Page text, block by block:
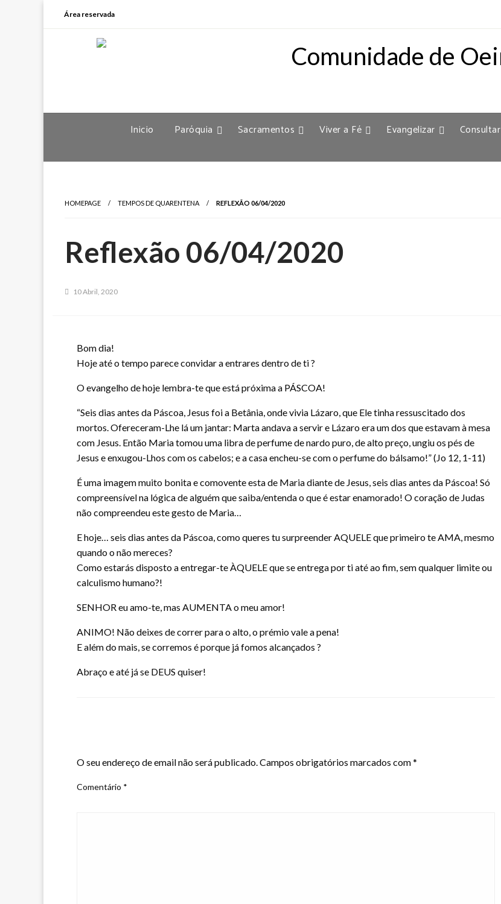
Área reservada
Inicio Paróquia Sacramentos Viver a Fé Evangelizar Consultar
HOMEPAGE TEMPOS DE QUARENTENA REFLEXÃO 06/04/2020
Reflexão 06/04/2020
10 Abril, 2020
Bom dia!
Hoje até o tempo parece convidar a entrares dentro de ti ?
O evangelho de hoje lembra-te que está próxima a PÁSCOA!
“Seis dias antes da Páscoa, Jesus foi a Betânia, onde vivia Lázaro, que Ele tinha ressuscitado dos
mortos. Ofereceram-Lhe lá um jantar: Marta andava a servir e Lázaro era um dos que estavam à mesa
com Jesus. Então Maria tomou uma libra de perfume de nardo puro, de alto preço, ungiu os pés de
Jesus e enxugou-Lhos com os cabelos; e a casa encheu-se com o perfume do bálsamo!” (Jo 12, 1-11)
É uma imagem muito bonita e comovente esta de Maria diante de Jesus, seis dias antes da Páscoa! Só
compreensível na lógica de alguém que saiba/entenda o que é estar enamorado! O coração de Judas
não compreendeu este gesto de Maria…
E hoje… seis dias antes da Páscoa, como queres tu surpreender AQUELE que primeiro te AMA, mesmo
quando o não mereces?
Como estarás disposto a entregar-te ÀQUELE que se entrega por ti até ao fim, sem qualquer limite ou
calculismo humano?!
SENHOR eu amo-te, mas AUMENTA o meu amor!
ANIMO! Não deixes de correr para o alto, o prémio vale a pena!
E além do mais, se corremos é porque já fomos alcançados ?
Abraço e até já se DEUS quiser!
O seu endereço de email não será publicado.Campos obrigatórios marcados com*
Comentário *